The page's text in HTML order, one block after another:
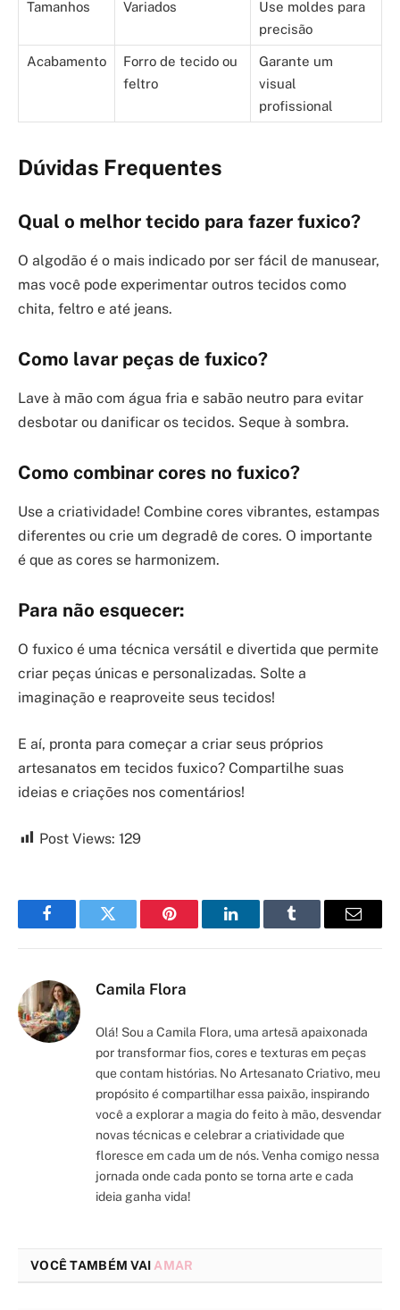
Tamanhos Variados
Use moldes para
precisão
Acabamento
Forro de tecido ou
feltro
Garante um
visual
profissional
Dúvidas Frequentes
Qual o melhor tecido para fazer fuxico?
O algodão é o mais indicado por ser fácil de manusear,
mas você pode experimentar outros tecidos como
chita, feltro e até jeans.
Como lavar peças de fuxico?
Lave à mão com água fria e sabão neutro para evitar
desbotar ou danificar os tecidos. Seque à sombra.
Como combinar cores no fuxico?
Use a criatividade! Combine cores vibrantes, estampas
diferentes ou crie um degradê de cores. O importante
é que as cores se harmonizem.
Para não esquecer:
O fuxico é uma técnica versátil e divertida que permite
criar peças únicas e personalizadas. Solte a
imaginação e reaproveite seus tecidos!
E aí, pronta para começar a criar seus próprios
artesanatos em tecidos fuxico? Compartilhe suas
ideias e criações nos comentários!
Post Views: 129
FacebookTwitter Pinterest LinkedInTumblr Email
Camila Flora
Olá! Sou a Camila Flora, uma artesã apaixonada
por transformar fios, cores e texturas em peças
que contam histórias. No Artesanato Criativo, meu
propósito é compartilhar essa paixão, inspirando
você a explorar a magia do feito à mão, desvendar
novas técnicas e celebrar a criatividade que
floresce em cada um de nós. Venha comigo nessa
jornada onde cada ponto se torna arte e cada
ideia ganha vida!
VOCÊ TAMBÉM VAI AMAR